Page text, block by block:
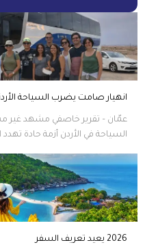
انهيار صامت يضرب السياحة
عمّان – تقرير خاصفي مشهد غير
السياحة في الأردن أزمة حادة
2026 يعيد تعريف السفر